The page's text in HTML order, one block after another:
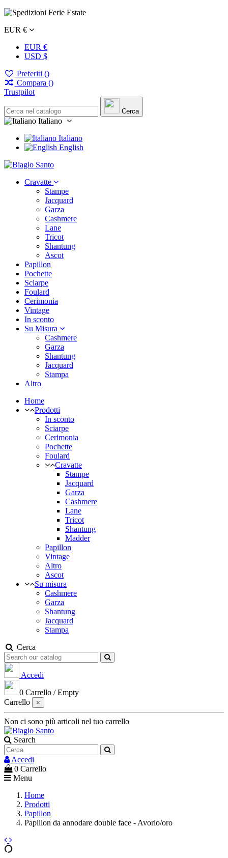
EUR €
EUR €
USD $
Preferiti ()
Compara ()
Trustpilot
Cerca
Italiano
Italiano
English
Cravatte
Stampe
Jacquard
Garza
Cashmere
Lane
Tricot
Shantung
Ascot
Papillon
Pochette
Sciarpe
Foulard
Cerimonia
Vintage
In sconto
Su Misura
Cashmere
Garza
Shantung
Jacquard
Stampa
Altro
Home
Prodotti
In sconto
Sciarpe
Cerimonia
Pochette
Foulard
Cravatte
Stampe
Jacquard
Garza
Cashmere
Lane
Tricot
Shantung
Madder
Papillon
Vintage
Altro
Ascot
Su misura
Cashmere
Garza
Shantung
Jacquard
Stampa
Cerca
Accedi
0 Carrello /Empty
Carrello
×
Non ci sono più articoli nel tuo carrello
Search
Accedi
0 Carrello
Menu
Home
Prodotti
Papillon
Papillon da annodare double face - Avorio/oro